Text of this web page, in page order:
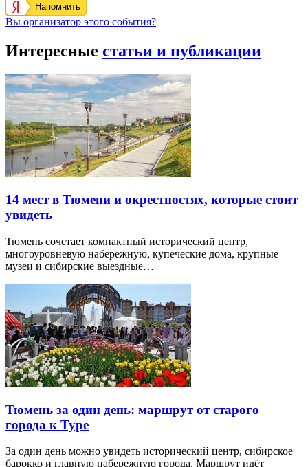
Напомнить
Вы организатор этого события?
Интересные статьи и публикации
14 мест в Тюмени и окрестностях, которые стоит
увидеть
Тюмень сочетает компактный исторический центр,
многоуровневую набережную, купеческие дома, крупные
музеи и сибирские выездные…
Тюмень за один день: маршрут от старого
города к Туре
За один день можно увидеть исторический центр, сибирское
барокко и главную набережную города. Маршрут идёт